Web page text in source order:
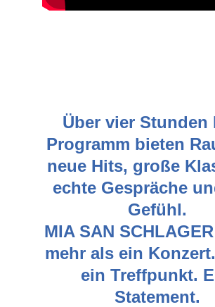
Über vier Stunden
Programm bieten
neue Hits, große
echte Gespräche
Gefühl.
MIA SAN
mehr als ein
ein Treffpunkt.
Statement.